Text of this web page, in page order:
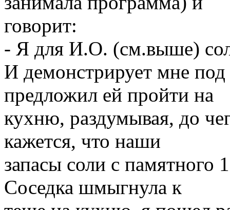
говорит:
- Я для И.О. (см.выше)
И демонстрирует мне
предложил ей пройти на
кухню, раздумывая, до
кажется, что наши
запасы соли с памятного
Соседка шмыгнула к